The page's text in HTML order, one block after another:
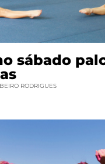
sábado
RODRIGUES